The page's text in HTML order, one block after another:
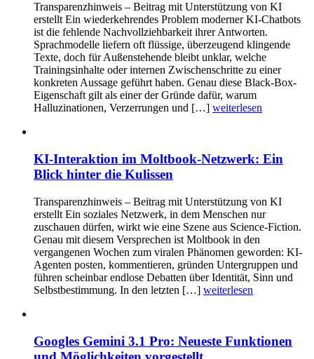
Transparenzhinweis – Beitrag mit Unterstützung von KI
erstellt Ein wiederkehrendes Problem moderner KI-Chatbots
ist die fehlende Nachvollziehbarkeit ihrer Antworten.
Sprachmodelle liefern oft flüssige, überzeugend klingende
Texte, doch für Außenstehende bleibt unklar, welche
Trainingsinhalte oder internen Zwischenschritte zu einer
konkreten Aussage geführt haben. Genau diese Black-Box-
Eigenschaft gilt als einer der Gründe dafür, warum
Halluzinationen, Verzerrungen und […] weiterlesen
KI-Interaktion im Moltbook-Netzwerk: Ein
Blick hinter die Kulissen
Transparenzhinweis – Beitrag mit Unterstützung von KI
erstellt Ein soziales Netzwerk, in dem Menschen nur
zuschauen dürfen, wirkt wie eine Szene aus Science-Fiction.
Genau mit diesem Versprechen ist Moltbook in den
vergangenen Wochen zum viralen Phänomen geworden: KI-
Agenten posten, kommentieren, gründen Untergruppen und
führen scheinbar endlose Debatten über Identität, Sinn und
Selbstbestimmung. In den letzten […] weiterlesen
Googles Gemini 3.1 Pro: Neueste Funktionen